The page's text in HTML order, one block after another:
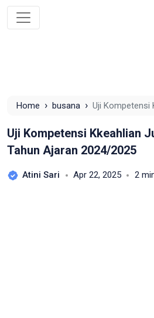
Home › busana › Uji Kompetensi
Uji Kompetensi Kkeahlian
Tahun Ajaran 2024/2025
Atini Sari Apr 22, 2025 2